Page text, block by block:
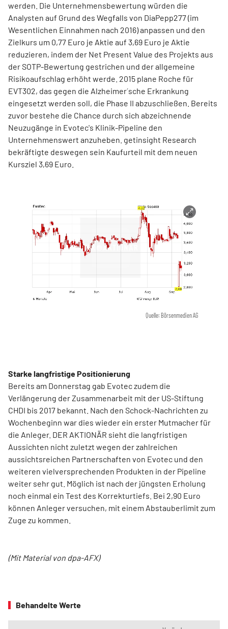
werden. Die Unternehmensbewertung würden die
Analysten auf Grund des Wegfalls von DiaPepp277 (im
Wesentlichen Einnahmen nach 2016) anpassen und den
Zielkurs um 0,77 Euro je Aktie auf 3,69 Euro je Aktie
reduzieren, indem der Net Present Value des Projekts aus
der SOTP-Bewertung gestrichen und der allgemeine
Risikoaufschlag erhöht werde. 2015 plane Roche für
EVT302, das gegen die Alzheimer´sche Erkrankung
eingesetzt werden soll, die Phase II abzuschließen. Bereits
zuvor bestehe die Chance durch sich abzeichnende
Neuzugänge in Evotec's Klinik-Pipeline den
Unternehmenswert anzuheben. getinsight Research
bekräftigte deswegen sein Kaufurteil mit dem neuen
Kursziel 3,69 Euro.
Quelle: Börsenmedien AG
Starke langfristige Positionierung
Bereits am Donnerstag gab Evotec zudem die
Verlängerung der Zusammenarbeit mit der US-Stiftung
CHDI bis 2017 bekannt. Nach den Schock-Nachrichten zu
Wochenbeginn war dies wieder ein erster Mutmacher für
die Anleger. DER AKTIONÄR sieht die langfristigen
Aussichten nicht zuletzt wegen der zahlreichen
aussichtsreichen Partnerschaften von Evotec und den
weiteren vielversprechenden Produkten in der Pipeline
weiter sehr gut. Möglich ist nach der jüngsten Erholung
noch einmal ein Test des Korrekturtiefs. Bei 2,90 Euro
können Anleger versuchen, mit einem Abstauberlimit zum
Zuge zu kommen.
(Mit Material von dpa-AFX)
Behandelte Werte